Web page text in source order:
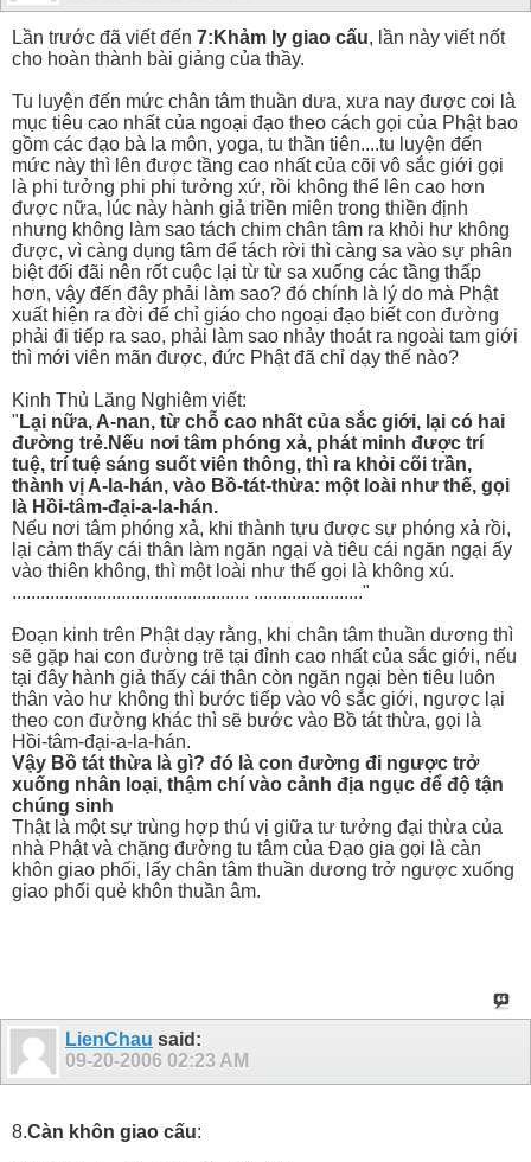
Lần trước đã viết đến 7:Khảm ly giao cấu, lần này viết nốt
cho hoàn thành bài giảng của thầy.
Tu luyện đến mức chân tâm thuần dưa, xưa nay được coi là
mục tiêu cao nhất của ngoại đạo theo cách gọi của Phật bao
gồm các đạo bà la môn, yoga, tu thần tiên....tu luyện đến
mức này thì lên được tầng cao nhất của cõi vô sắc giới gọi
là phi tưởng phi phi tưởng xứ, rồi không thể lên cao hơn
được nữa, lúc này hành giả triền miên trong thiền định
nhưng không làm sao tách chim chân tâm ra khỏi hư không
được, vì càng dụng tâm để tách rời thì càng sa vào sự phân
biệt đối đãi nên rốt cuộc lại từ từ sa xuống các tầng thấp
hơn, vậy đến đây phải làm sao? đó chính là lý do mà Phật
xuất hiện ra đời để chỉ giáo cho ngoại đạo biết con đường
phải đi tiếp ra sao, phải làm sao nhảy thoát ra ngoài tam giới
thì mới viên mãn được, đức Phật đã chỉ dạy thế nào?
Kinh Thủ Lăng Nghiêm viết:
" Lại nữa, A-nan, từ chỗ cao nhất của sắc giới, lại có hai
đường trẻ.Nếu nơi tâm phóng xả, phát minh được trí
tuệ, trí tuệ sáng suốt viên thông, thì ra khỏi cõi trần,
thành vị A-la-hán, vào Bồ-tát-thừa: một loài như thế, gọi
là Hồi-tâm-đại-a-la-hán.
Nếu nơi tâm phóng xả, khi thành tựu được sự phóng xả rồi,
lại cảm thấy cái thân làm ngăn ngại và tiêu cái ngăn ngại ấy
vào thiên không, thì một loài như thế gọi là không xú.
.................................................. ......................."
Đoạn kinh trên Phật dạy rằng, khi chân tâm thuần dương thì
sẽ gặp hai con đường trẽ tại đỉnh cao nhất của sắc giới, nếu
tại đây hành giả thấy cái thân còn ngăn ngại bèn tiêu luôn
thân vào hư không thì bước tiếp vào vô sắc giới, ngược lại
theo con đường khác thì sẽ bước vào Bồ tát thừa, gọi là
Hồi-tâm-đại-a-la-hán.
Vậy Bồ tát thừa là gì? đó là con đường đi ngược trở
xuống nhân loại, thậm chí vào cảnh địa ngục để độ tận
chúng sinh
Thật là một sự trùng hợp thú vị giữa tư tưởng đại thừa của
nhà Phật và chặng đường tu tâm của Đạo gia gọi là càn
khôn giao phối, lấy chân tâm thuần dương trở ngược xuống
giao phối quẻ khôn thuần âm.
LienChau said:
09-20-2006 02:23 AM
8.Càn khôn giao cấu: